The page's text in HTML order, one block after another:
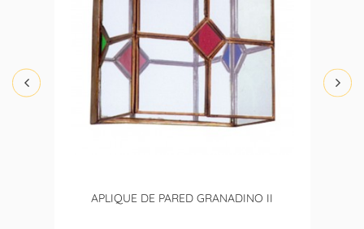
APLIQUE DE PARED GRANADINO II